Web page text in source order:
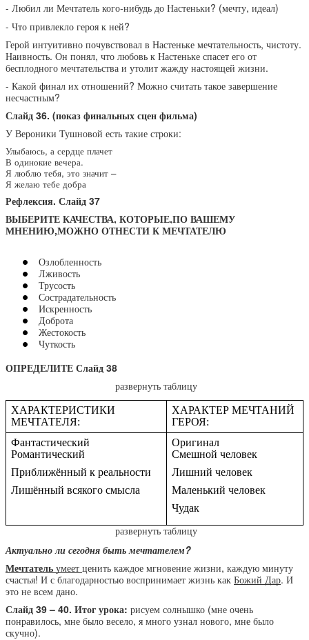
- Любил ли Мечтатель кого-нибудь до Настеньки? (мечту, идеал)
- Что привлекло героя к ней?
Герой интуитивно почувствовал в Настеньке мечтательность, чистоту.
Наивность. Он понял, что любовь к Настеньке спасет его от
бесплодного мечтательства и утолит жажду настоящей жизни.
- Какой финал их отношений? Можно считать такое завершение
несчастным?
Слайд 36. (показ финальных сцен фильма)
У Вероники Тушновой есть такие строки:
Улыбаюсь, а сердце плачет
В одинокие вечера.
Я люблю тебя, это значит –
Я желаю тебе добра
Рефлексия. Слайд 37
ВЫБЕРИТЕ КАЧЕСТВА, КОТОРЫЕ,ПО ВАШЕМУ
МНЕНИЮ,МОЖНО ОТНЕСТИ К МЕЧТАТЕЛЮ
Озлобленность
Лживость
Трусость
Сострадательность
Искренность
Доброта
Жестокость
Чуткость
ОПРЕДЕЛИТЕ Слайд 38
развернуть таблицу
ХАРАКТЕРИСТИКИ
МЕЧТАТЕЛЯ:
ХАРАКТЕР МЕЧТАНИЙ
ГЕРОЯ:
Фантастический
Романтический
Приближённый к реальности
Лишённый всякого смысла
Оригинал
Смешной человек
Лишний человек
Маленький человек
Чудак
развернуть таблицу
Актуально ли сегодня быть мечтателем?
Мечтатель умеет ценить каждое мгновение жизни, каждую минуту
счастья! И с благодарностью воспринимает жизнь как Божий Дар. И
это не всем дано.
Слайд 39 – 40. Итог урока: рисуем солнышко (мне очень
понравилось, мне было весело, я много узнал нового, мне было
скучно).